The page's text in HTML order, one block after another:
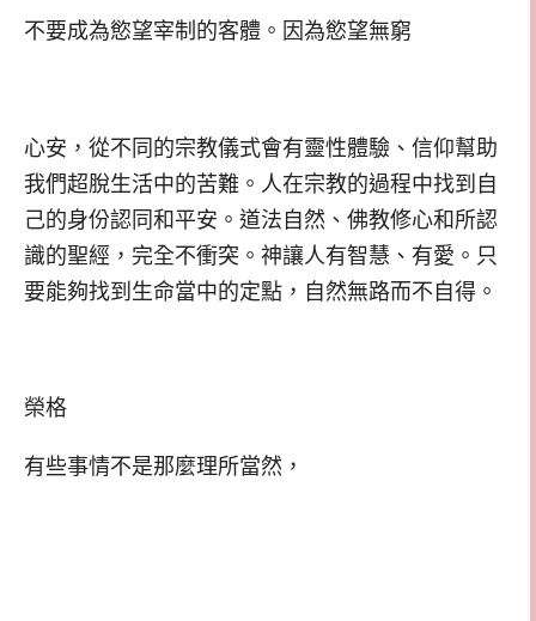
不要成為慾望宰制的客體。因為慾望無窮
心安，從不同的宗教儀式會有靈性體驗、信仰幫助
我們超脫生活中的苦難。人在宗教的過程中找到自
己的身份認同和平安。道法自然、佛教修心和所認
識的聖經，完全不衝突。神讓人有智慧、有愛。只
要能夠找到生命當中的定點，自然無路而不自得。
榮格
有些事情不是那麼理所當然，